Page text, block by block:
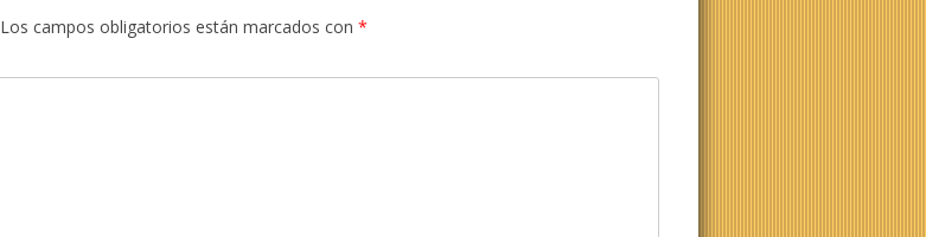
Los campos obligatorios están marcados con *